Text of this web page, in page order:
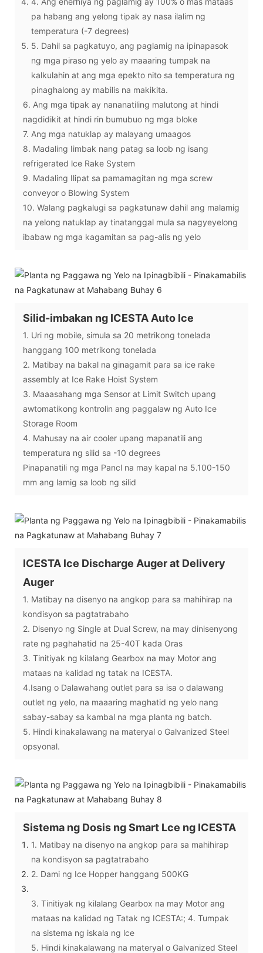
pa habang ang yelong tipak ay nasa ilalim ng
temperatura (-7 degrees)
5. Dahil sa pagkatuyo, ang paglamig na ipinapasok
ng mga piraso ng yelo ay maaaring tumpak na
kalkulahin at ang mga epekto nito sa temperatura ng
pinaghalong ay mabilis na makikita.
6. Ang mga tipak ay nananatiling malutong at hindi
nagdidikit at hindi rin bumubuo ng mga bloke
7. Ang mga natuklap ay malayang umaagos
8. Madaling Iimbak nang patag sa loob ng isang
refrigerated lce Rake System
9. Madaling Ilipat sa pamamagitan ng mga screw
conveyor o Blowing System
10. Walang pagkalugi sa pagkatunaw dahil ang malamig
na yelong natuklap ay tinatanggal mula sa nagyeyelong
ibabaw ng mga kagamitan sa pag-alis ng yelo
Silid-imbakan ng ICESTA Auto lce
1. Uri ng mobile, simula sa 20 metrikong tonelada
hanggang 100 metrikong tonelada
2. Matibay na bakal na ginagamit para sa ice rake
assembly at Ice Rake Hoist System
3. Maaasahang mga Sensor at Limit Switch upang
awtomatikong kontrolin ang paggalaw ng Auto Ice
Storage Room
4. Mahusay na air cooler upang mapanatili ang
temperatura ng silid sa -10 degrees
Pinapanatili ng mga Pancl na may kapal na 5.100-150
mm ang lamig sa loob ng silid
ICESTA lce Discharge Auger at Delivery
Auger
1. Matibay na disenyo na angkop para sa mahihirap na
kondisyon sa pagtatrabaho
2. Disenyo ng Single at Dual Screw, na may dinisenyong
rate ng paghahatid na 25-40T kada Oras
3. Tinitiyak ng kilalang Gearbox na may Motor ang
mataas na kalidad ng tatak na ICESTA.
4.Isang o Dalawahang outlet para sa isa o dalawang
outlet ng yelo, na maaaring maghatid ng yelo nang
sabay-sabay sa kambal na mga planta ng batch.
5. Hindi kinakalawang na materyal o Galvanized Steel
opsyonal.
Sistema ng Dosis ng Smart Lce ng ICESTA
1. Matibay na disenyo na angkop para sa mahihirap
na kondisyon sa pagtatrabaho
2. Dami ng Ice Hopper hanggang 500KG
3. Tinitiyak ng kilalang Gearbox na may Motor ang
mataas na kalidad ng Tatak ng ICESTA:; 4. Tumpak
na sistema ng iskala ng lce
5. Hindi kinakalawang na materyal o Galvanized Steel